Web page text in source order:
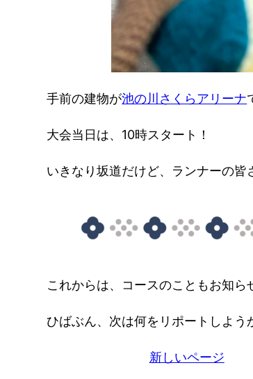
手前の建物が池の川さくらアリーナ
大会当日は、10時スタート！
いきなり坂道だけど、ランナーの皆
これからは、コースのこともお知ら
ひばぶん、次は何をリポートしよう
新しいページ